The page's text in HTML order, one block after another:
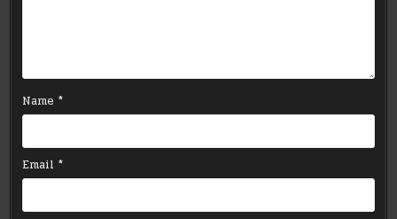
Name*
Email*